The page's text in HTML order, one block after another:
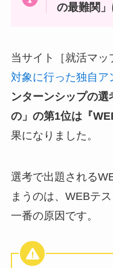
の最難関
当サイト［就活マッ
対象に行った独自ア
ンターンシップの
の」の第1位は『
果になりました。
選考で出題される
まうのは、WEBテ
一番の原因です。